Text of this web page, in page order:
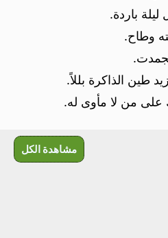
باردة.
وطاح.
طين الذاكرة بللاً.
من لا مأوى له.
مشاهدة الكل